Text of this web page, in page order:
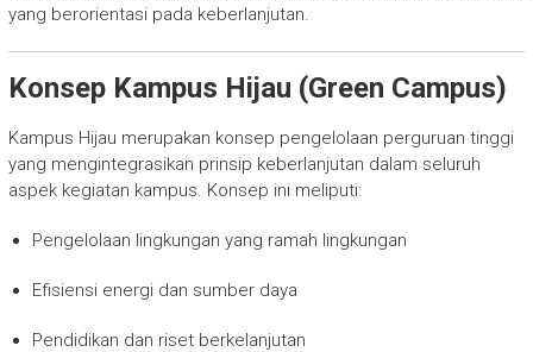
yang berorientasi pada keberlanjutan.
Konsep Kampus Hijau (Green Campus)
Kampus Hijau merupakan konsep pengelolaan perguruan tinggi
yang mengintegrasikan prinsip keberlanjutan dalam seluruh
aspek kegiatan kampus. Konsep ini meliputi:
Pengelolaan lingkungan yang ramah lingkungan
Efisiensi energi dan sumber daya
Pendidikan dan riset berkelanjutan